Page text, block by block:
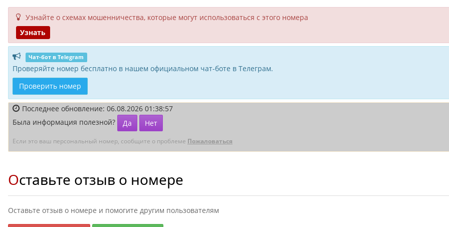
Узнайте о схемах мошенни­чества, кото­рые могут исполь­зоваться с этого номера
Узнать
Чат-бот в Telegram
Проверяйте номер бесплатно в нашем официальном чат-боте в Телеграм.
Проверить номер
Последнее обновление: 06.08.2026 01:38:57
Была информация полезной?
Да Нет
Если это ваш персональный номер, сообщите о проблеме Пожаловаться
Оставьте отзыв о номере
Оставьте отзыв о номере и помогите другим пользователям